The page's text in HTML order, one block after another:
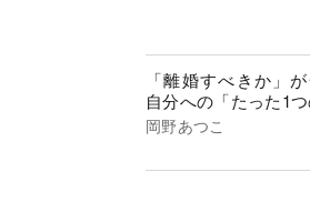
「離婚すべきか」
自分への「たった1
岡野あつこ